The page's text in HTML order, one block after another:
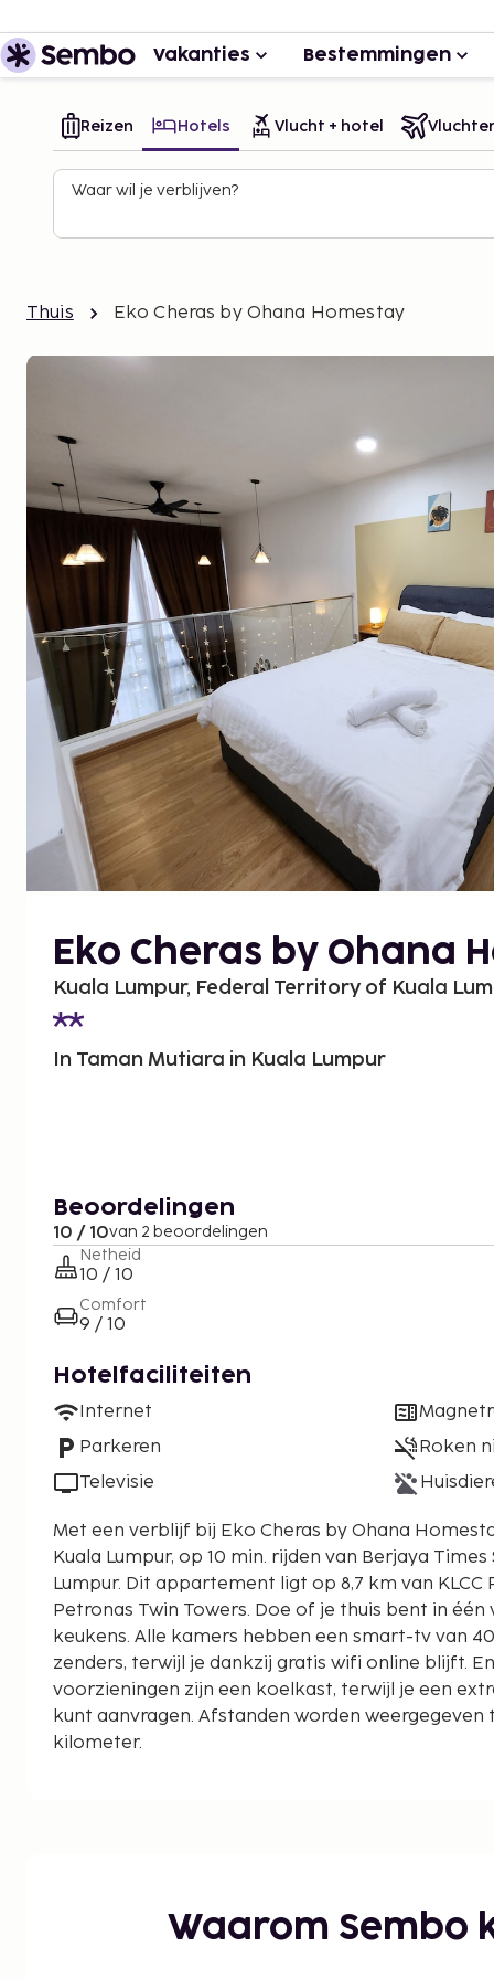
Vakanties Bestemmingen
Reizen Hotels Vlucht + hotel
Waar wil je verblijven?
Thuis Eko Cheras by Ohana Homestay
Eko Cheras by Ohana
Kuala Lumpur, Federal Territory of Kuala
In Taman Mutiara in Kuala Lumpur
Beoordelingen
10 / 10van 2 beoordelingen
Netheid
10 / 10
Comfort
9 / 10
Hotelfaciliteiten
Internet
Parkeren
Televisie
Roken
Met een verblijf bij Eko Cheras by Ohana
Kuala Lumpur, op 10 min. rijden van Berjaya
Lumpur. Dit appartement ligt op 8,7 km van KLCC Park en op 10,4 km van
Petronas Twin Towers. Doe of je thuis bent in één
keukens. Alle kamers hebben een smart-tv van
zenders, terwijl je dankzij gratis wifi online blijft.
voorzieningen zijn een koelkast, terwijl je een
kunt aanvragen. Afstanden worden weergegeven
kilometer.
Sunway Velocity Mall - 5,1 km
MyTown Shopping Centre - 5,4 km
Waarom Sembo